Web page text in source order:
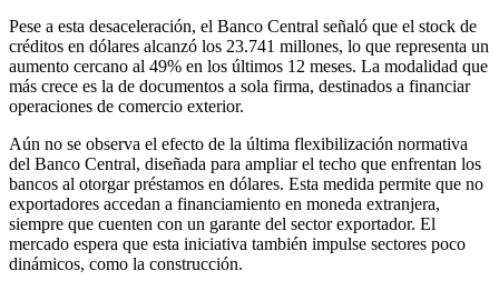
Pese a esta desaceleración, el Banco Central señaló que el stock de
créditos en dólares alcanzó los 23.741 millones, lo que representa un
aumento cercano al 49% en los últimos 12 meses. La modalidad que
más crece es la de documentos a sola firma, destinados a financiar
operaciones de comercio exterior.
Aún no se observa el efecto de la última flexibilización normativa
del Banco Central, diseñada para ampliar el techo que enfrentan los
bancos al otorgar préstamos en dólares. Esta medida permite que no
exportadores accedan a financiamiento en moneda extranjera,
siempre que cuenten con un garante del sector exportador. El
mercado espera que esta iniciativa también impulse sectores poco
dinámicos, como la construcción.